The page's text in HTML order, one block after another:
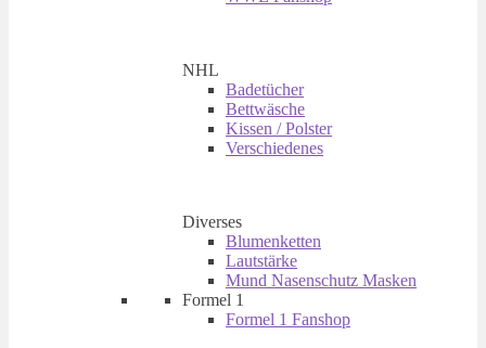
NHL
Badetücher
Bettwäsche
Kissen / Polster
Verschiedenes
Diverses
Blumenketten
Lautstärke
Mund Nasenschutz Masken
Formel 1
Formel 1 Fanshop